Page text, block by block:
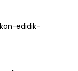
edidik-